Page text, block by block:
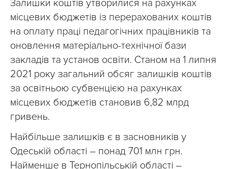
Залишки коштів утворилися на рахунках
місцевих бюджетів із перерахованих коштів
на оплату праці педагогічних працівників та
оновлення матеріально-технічної бази
закладів та установ освіти. Станом на 1 липня
2021 року загальний обсяг залишків коштів
за освітньою субвенцією на рахунках
місцевих бюджетів становив 6,82 млрд
гривень.
Найбільше залишків є в засновників у
Одеській області – понад 701 млн грн.
Найменше в Тернопільській області –